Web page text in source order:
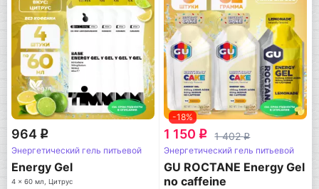
964 q
Энергетический гель питьевой
Energy Gel
4 x 60 мл, Цитрус
-18%
1 150 q 1 402q
Энергетический гель питьевой
GU ROCTANE Energy Gel
no caffeine